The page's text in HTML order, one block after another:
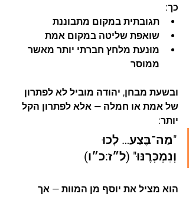
כך:
תגובתית במקום מתבוננת
שואפת שליטה במקום אמת
מוּנעת מלחץ חברתי יותר מאשר
ממוסר
ובשעת מבחן, יהודה מוביל לא לפתרון
של אמת או חמלה — אלא לפתרון הקל
יותר:
"מַה־בֶּצַע… לְכוּ
וְנִמְכְּרֶנּוּ" (ל״ז:כ״ו)
הוא מציל את יוסף מן המוות — אך